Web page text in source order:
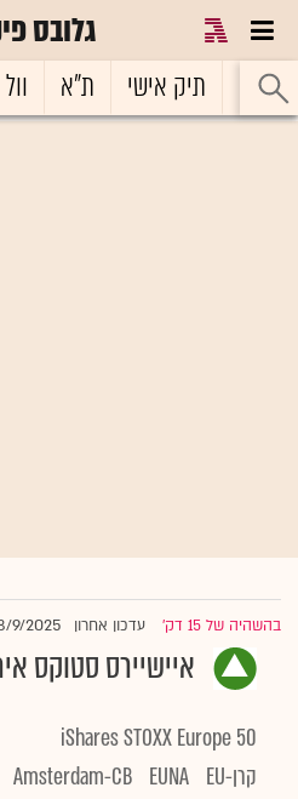
גלובס
ראשי תיק אישי ת"א
בהשהיה של 15 דק' |עדכון אחרון 9/2025
איישיירס סטוקס
iShares STOXX Europe 50
קרן-EU
EUNA
Amsterdam-CB